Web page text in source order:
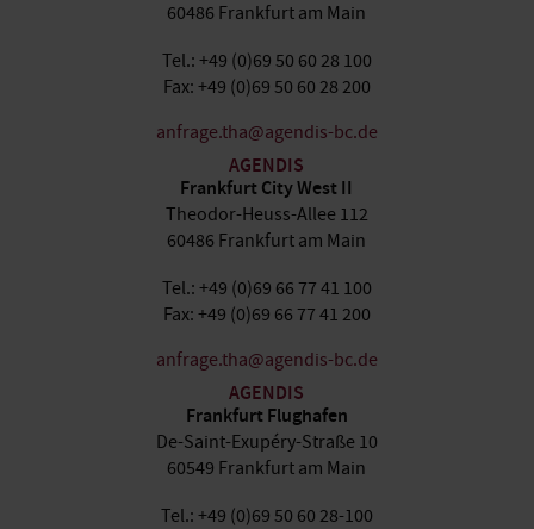
60486 Frankfurt am Main
Tel.: +49 (0)69 50 60 28 100
Fax: +49 (0)69 50 60 28 200
anfrage.tha@agendis-bc.de
AGENDIS
Frankfurt City West II
Theodor-Heuss-Allee 112
60486 Frankfurt am Main
Tel.: +49 (0)69 66 77 41 100
Fax: +49 (0)69 66 77 41 200
anfrage.tha@agendis-bc.de
AGENDIS
Frankfurt Flughafen
De-Saint-Exupéry-Straße 10
60549 Frankfurt am Main
Tel.: +49 (0)69 50 60 28-100